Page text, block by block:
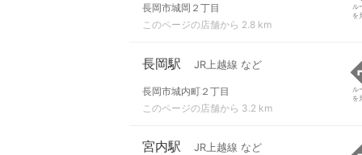
長岡市城岡２丁目
このページの店舗から 2.8 km
ル
を
長岡駅 JR上越線 など
長岡市城内町２丁目
このページの店舗から 3.2 km
ル
を
宮内駅 JR上越線 など